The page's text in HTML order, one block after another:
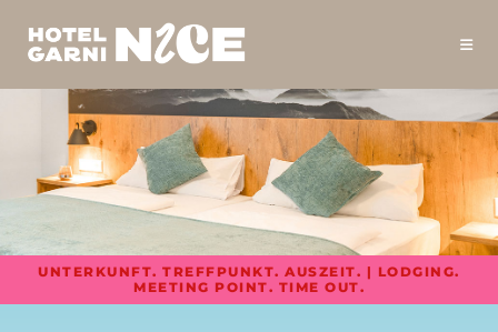
UNTERKUNFT. TREFFPUNKT. AUSZEIT. | LODGING.
MEETING POINT. TIME OUT.